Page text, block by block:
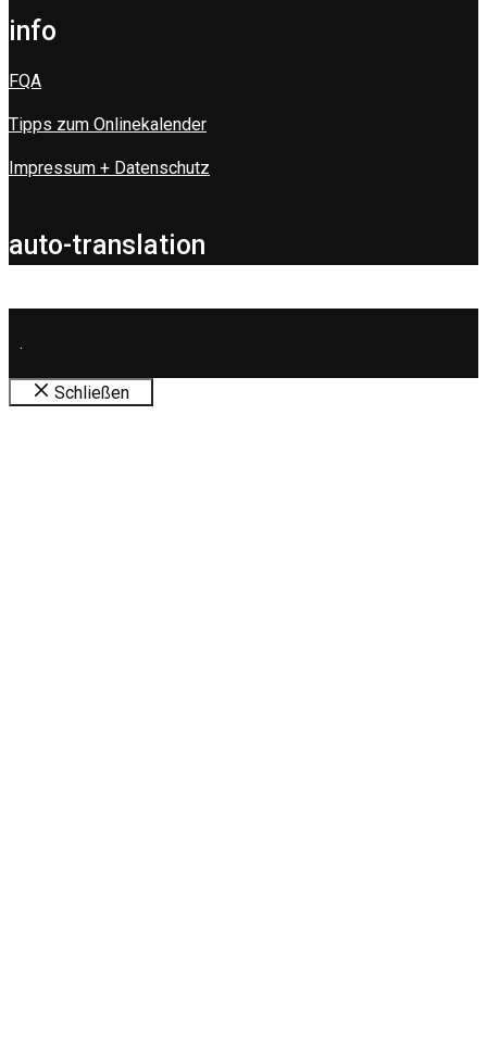
info
FQA
Tipps zum Onlinekalender
Impressum + Datenschutz
auto-translation
.
Schließen